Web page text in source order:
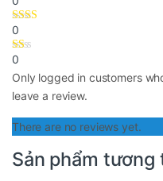
tối ưu trải nghiệm sử
Dung lượng 512GB cũng
trữ:
Tài liệu công việc
Hình ảnh
Video cá nhân
Phần mềm văn phòng
0
0
Only logged in customers
leave a review.
There are no reviews yet.
Sản phẩm tương